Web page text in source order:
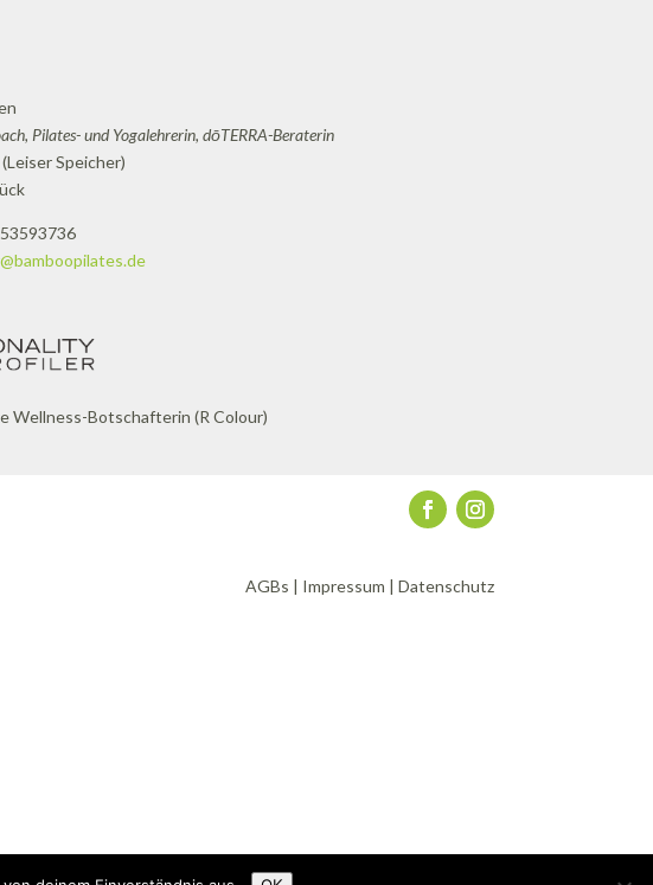
Pilates- und Yogalehrerin, dōTERRA-Beraterin
Speicher)
AGBs | Impressum | Datenschutz